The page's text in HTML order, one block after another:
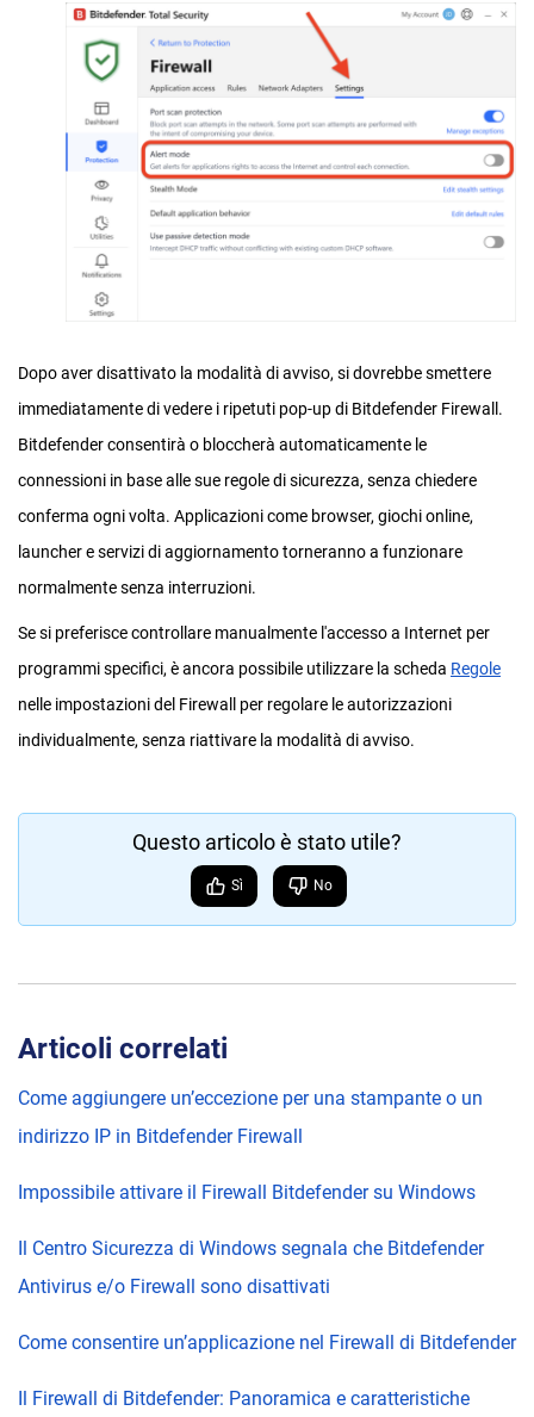
Dopo aver disattivato la modalità di avviso, si dovrebbe smettere
immediatamente di vedere i ripetuti pop-up di Bitdefender Firewall.
Bitdefender consentirà o bloccherà automaticamente le
connessioni in base alle sue regole di sicurezza, senza chiedere
conferma ogni volta. Applicazioni come browser, giochi online,
launcher e servizi di aggiornamento torneranno a funzionare
normalmente senza interruzioni.
Se si preferisce controllare manualmente l'accesso a Internet per
programmi specifici, è ancora possibile utilizzare la scheda Regole
nelle impostazioni del Firewall per regolare le autorizzazioni
individualmente, senza riattivare la modalità di avviso.
Questo articolo è stato utile?
Sì No
Articoli correlati
Come aggiungere un’eccezione per una stampante o un
indirizzo IP in Bitdefender Firewall
Impossibile attivare il Firewall Bitdefender su Windows
Il Centro Sicurezza di Windows segnala che Bitdefender
Antivirus e/o Firewall sono disattivati
Come consentire un’applicazione nel Firewall di Bitdefender
Il Firewall di Bitdefender: Panoramica e caratteristiche